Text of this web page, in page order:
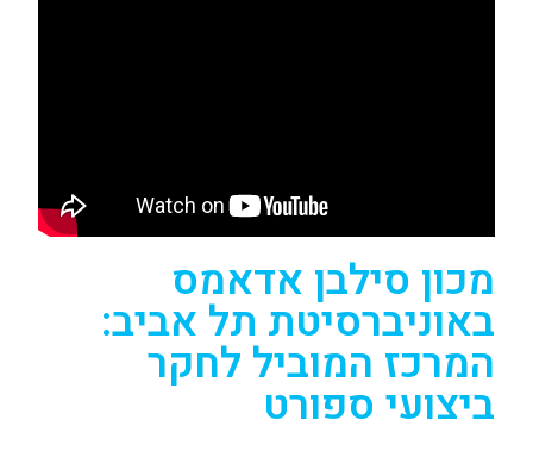
מכון סילבן אדאמס
באוניברסיטת תל אביב:
המרכז המוביל לחקר
ביצועי ספורט